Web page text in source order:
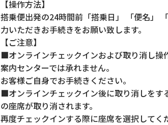
【操作方法】
搭乗便出発の24時間前「搭乗日」 「便名」
力いただきお手続きをお願い致します。
【ご注意】
■オンラインチェックインおよび取り消し操
案内センターでは承れません。
お客様ご自身でお手続きください。
■オンラインチェックイン後に取り消しをす
の座席が取り消されます。
再度チェックインする際に座席を選択してく